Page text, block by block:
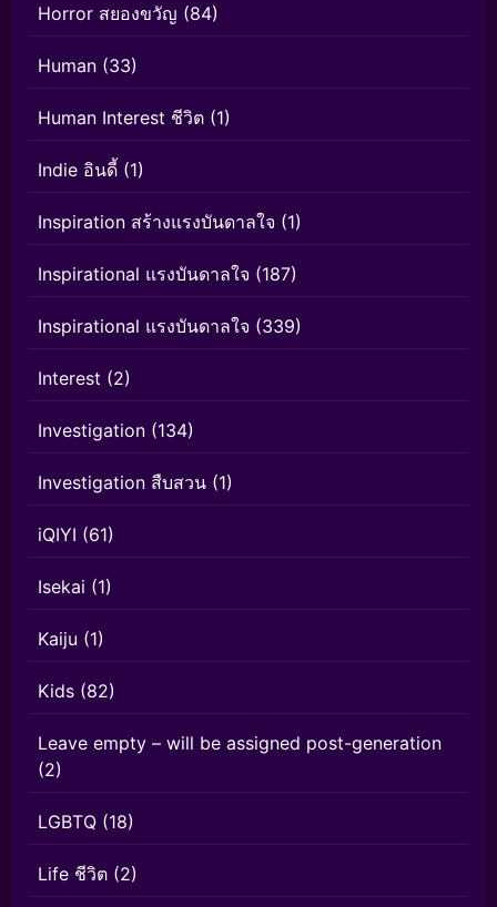
Horror สยองขวัญ (84)
Human (33)
Human Interest ชีวิต (1)
Indie อินดี้ (1)
Inspiration สร้างแรงบันดาลใจ (1)
Inspirational แรงบันดาลใจ (187)
Inspirational แรงบันดาลใจ (339)
Interest (2)
Investigation (134)
Investigation สืบสวน (1)
iQIYI (61)
Isekai (1)
Kaiju (1)
Kids (82)
Leave empty – will be assigned post-generation
(2)
LGBTQ (18)
Life ชีวิต (2)